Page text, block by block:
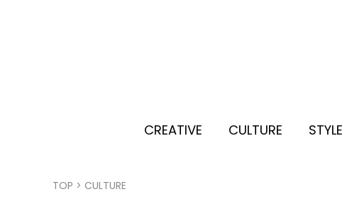
CREATIVE CULTURE STYLE
TOP > CULTURE